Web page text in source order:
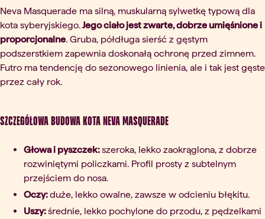
Neva Masquerade ma silną, muskularną sylwetkę typową dla
kota syberyjskiego.Jego ciało jest zwarte, dobrze umięśnione i
proporcjonalne. Gruba, półdługa sierść z gęstym
podszerstkiem zapewnia doskonałą ochronę przed zimnem.
Futro ma tendencję do sezonowego linienia, ale i tak jest gęste
przez cały rok.
Szczegółowa budowa kota Neva Masquerade
Głowa i pyszczek:szeroka, lekko zaokrąglona, z dobrze
rozwiniętymi policzkami. Profil prosty z subtelnym
przejściem do nosa.
Oczy:duże, lekko owalne, zawsze w odcieniu błękitu.
Uszy:średnie, lekko pochylone do przodu, z pędzelkami